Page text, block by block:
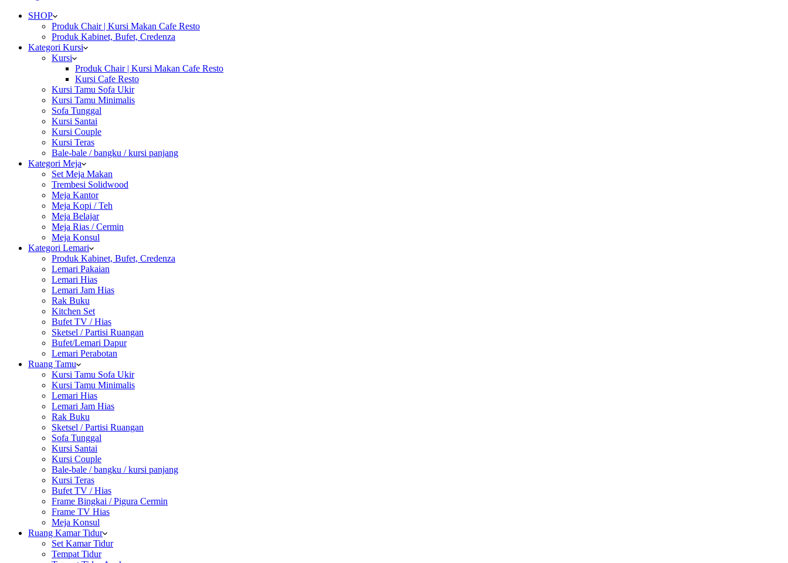
SHOP
Produk Chair | Kursi Makan Cafe Resto
Produk Kabinet, Bufet, Credenza
Kategori Kursi
Kursi
Produk Chair | Kursi Makan Cafe Resto
Kursi Cafe Resto
Kursi Tamu Sofa Ukir
Kursi Tamu Minimalis
Sofa Tunggal
Kursi Santai
Kursi Couple
Kursi Teras
Bale-bale / bangku / kursi panjang
Kategori Meja
Set Meja Makan
Trembesi Solidwood
Meja Kantor
Meja Kopi / Teh
Meja Belajar
Meja Rias / Cermin
Meja Konsul
Kategori Lemari
Produk Kabinet, Bufet, Credenza
Lemari Pakaian
Lemari Hias
Lemari Jam Hias
Rak Buku
Kitchen Set
Bufet TV / Hias
Sketsel / Partisi Ruangan
Bufet/Lemari Dapur
Lemari Perabotan
Ruang Tamu
Kursi Tamu Sofa Ukir
Kursi Tamu Minimalis
Lemari Hias
Lemari Jam Hias
Rak Buku
Sketsel / Partisi Ruangan
Sofa Tunggal
Kursi Santai
Kursi Couple
Bale-bale / bangku / kursi panjang
Kursi Teras
Bufet TV / Hias
Frame Bingkai / Pigura Cermin
Frame TV Hias
Meja Konsul
Ruang Kamar Tidur
Set Kamar Tidur
Tempat Tidur